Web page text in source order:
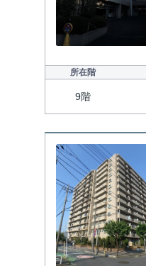
所在階
9階